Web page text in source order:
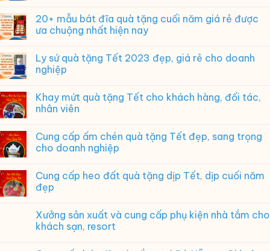
Quà
tặng
ngày
nghĩa,
yêu
20+ mẫu bát đĩa quà tặng cuối năm giá rẻ được
ưa chuộng nhất hiện nay
Ly sứ quà tặng Tết 2023 đẹp, giá rẻ cho doanh
nghiệp
Khay mứt quà tặng Tết cho khách hàng, đối tác,
nhân viên
Cung cấp ấm chén quà tặng Tết đẹp, sang trọng
cho doanh nghiệp
Cung cấp heo đất quà tặng dịp Tết, dịp cuối năm
đẹp
Xưởng sản xuất và cung cấp phụ kiện nhà tắm cho
khách sạn, resort